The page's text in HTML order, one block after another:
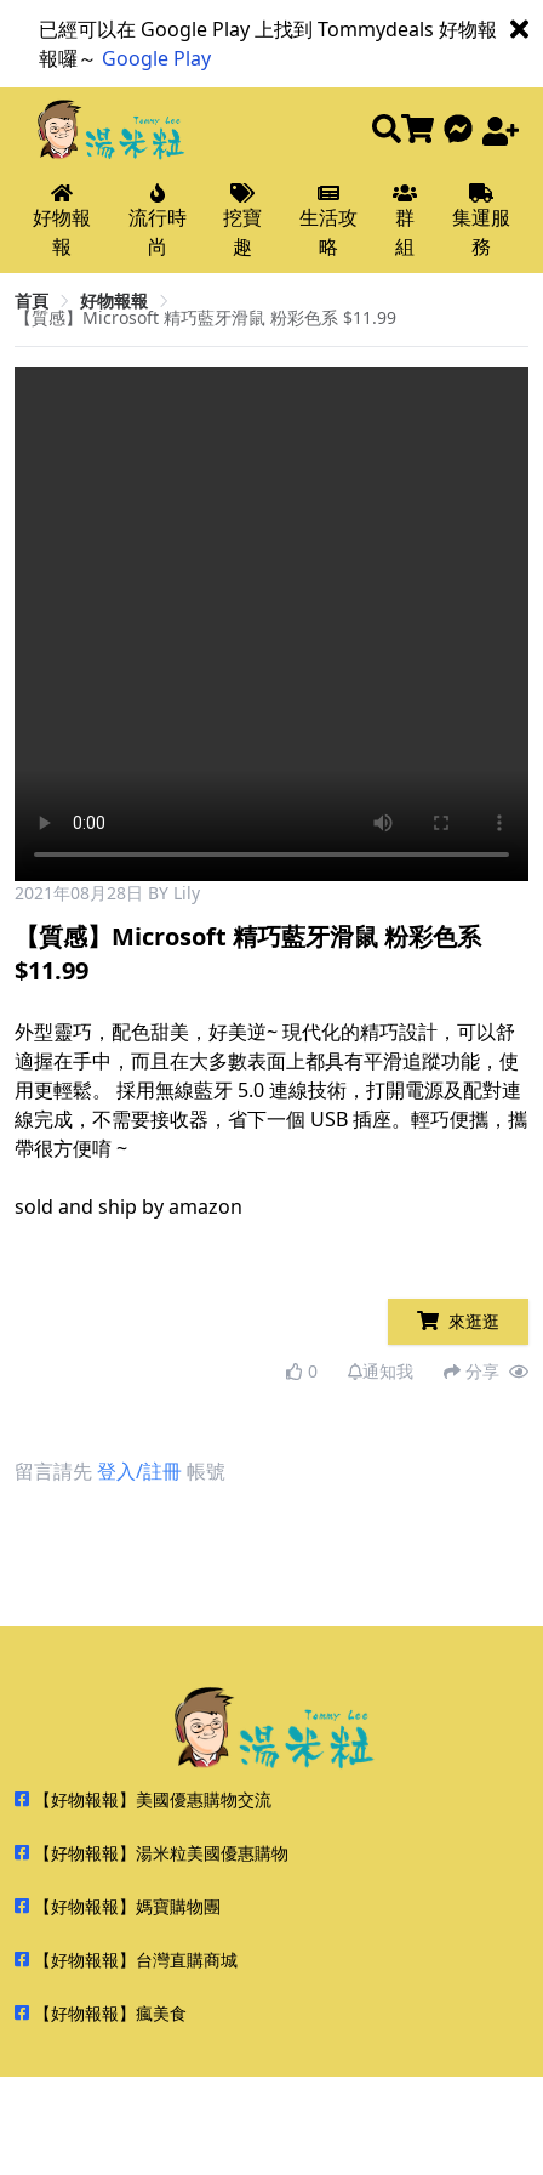
已經可以在 Google Play 上找到 Tommydeals 好物報
報囉～ Google Play
好物報
報
流行時
尚
挖寶
趣
生活攻
略
群
組
集運服
務
首頁 好物報報
【質感】Microsoft 精巧藍牙滑鼠 粉彩色系 $11.99​
2021年08月28日 BY Lily
【質感】Microsoft 精巧藍牙滑鼠 粉彩色系
$11.99​
外型靈巧，配色甜美，好美逆~ 現代化的精巧設計，可以舒
適握在手中，而且在大多數表面上都具有平滑追蹤功能，使
用更輕鬆。 採用無線藍牙 5.0 連線技術，打開電源及配對連
線完成，不需要接收器，省下一個 USB 插座。輕巧便攜，攜
帶很方便唷 ~​
sold and ship by amazon​
來逛逛
0 通知我 分享
留言請先登入/註冊帳號
【好物報報】美國優惠購物交流
【好物報報】湯米粒美國優惠購物
【好物報報】媽寶購物團
【好物報報】台灣直購商城
【好物報報】瘋美食